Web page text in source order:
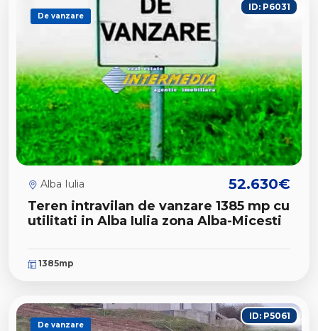
De vanzare
Teren intravilan de vanzare 1385 mp cu
utilitati in Alba Iulia zona Alba-Micesti
Alba Iulia 52.630€
1385mp
ID: P6031
De vanzare
ID: P5061